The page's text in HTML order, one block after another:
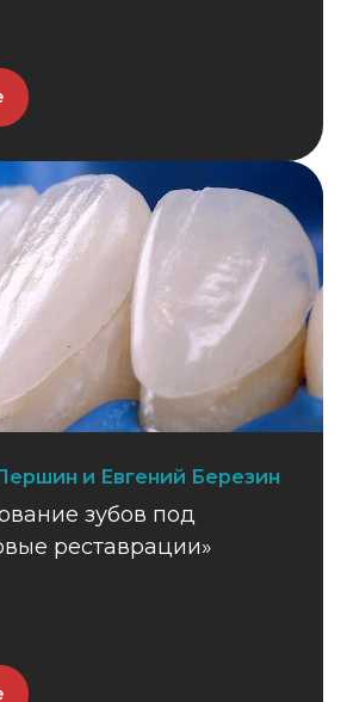
и Евгений Березин
зубов под
реставрации»